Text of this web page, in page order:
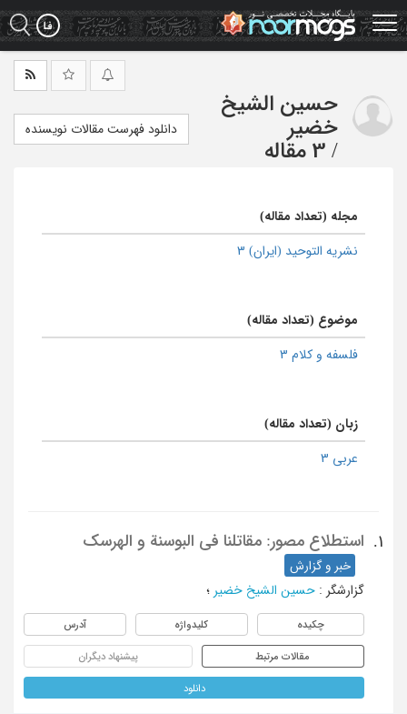
Skip
to
main
حسین الشیخ
خضیر
/ 3 مقاله
دانلود فهرست مقالات نویسنده
مجله (تعداد مقاله)
نشریه التوحید (ایران) 3
موضوع (تعداد مقاله)
فلسفه و کلام 3
زبان (تعداد مقاله)
عربی 3
1. استطلاع مصور: مقاتلنا فی البوسنة و الهرسک
خبر و گزارش
گزارشگر : حسین الشیخ خضیر ؛
چکیده کلیدواژه آدرس
مقالات مرتبط پیشنهاد دیگران
دانلود